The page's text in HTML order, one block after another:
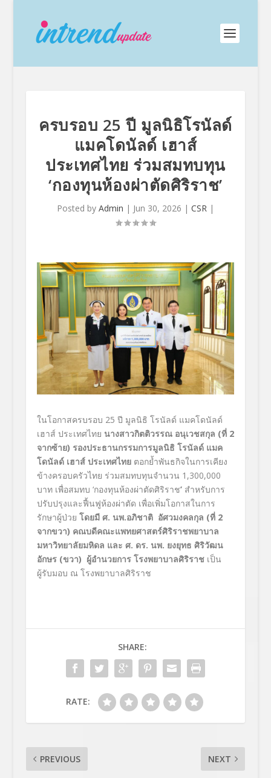
ครบรอบ 25 ปี มูลนิธิโรนัลด์
แมคโดนัลด์ เฮาส์
ประเทศไทย ร่วมสมทบทุน
‘กองทุนห้องผ่าตัดศิริราช’
Posted by Admin | Jun 30, 2026 | CSR|
ในโอกาสครบรอบ 25 ปี มูลนิธิ โรนัลด์ แมคโดนัลด์
เฮาส์ ประเทศไทย นางสาวกิตติวรรณ อนุเวชสกุล (ที่ 2
จากซ้าย) รองประธานกรรมการมูลนิธิ โรนัลด์ แมค
โดนัลด์ เฮาส์ ประเทศไทยตอกย้ำพันธกิจในการเคียง
ข้างครอบครัวไทย ร่วมสมทบทุนจำนวน 1,300,000
บาท เพื่อสมทบ ‘กองทุนห้องผ่าตัดศิริราช’ สำหรับการ
ปรับปรุงและฟื้นฟูห้องผ่าตัด เพื่อเพิ่มโอกาสในการ
รักษาผู้ป่วย โดยมี ศ. นพ.อภิชาติ อัศวมงคลกุล (ที่ 2
จากขวา) คณบดีคณะแพทยศาสตร์ศิริราชพยาบาล
มหาวิทยาลัยมหิดล และ ศ. ดร. นพ. ยงยุทธ ศิริวัฒน
อักษร(ขวา) ผู้อำนวยการ โรงพยาบาลศิริราชเป็น
ผู้รับมอบ ณ โรงพยาบาลศิริราช
SHARE:
RATE:
PREVIOUS NEXT